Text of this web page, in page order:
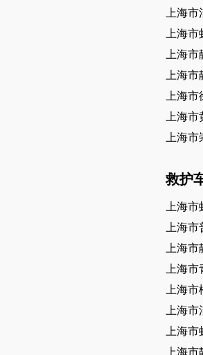
上海
上海
上海
上海
上海
上海
上海
救护
上海
上海
上海
上海
上海
上海
上海
上海